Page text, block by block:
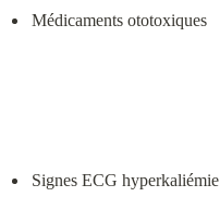
Médicaments ototoxiques
Signes ECG hyperkaliémie